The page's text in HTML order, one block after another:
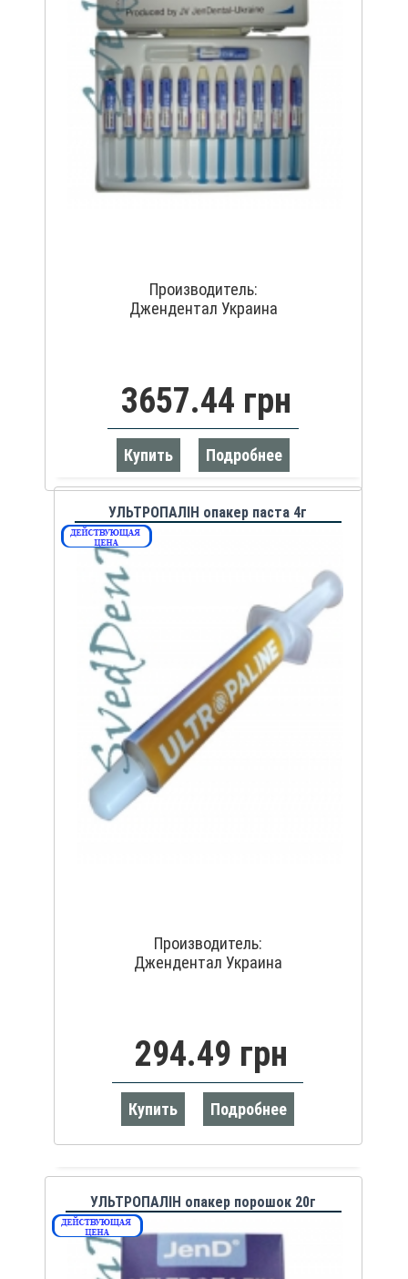
Производитель:
Джендентал Украина
3657.44 грн
Купить Подробнее
УЛЬТРОПАЛІН опакер паста 4г
Производитель:
Джендентал Украина
294.49 грн
Купить Подробнее
УЛЬТРОПАЛІН опакер порошок 20г